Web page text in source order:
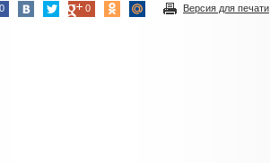
Версия для печати
0
0